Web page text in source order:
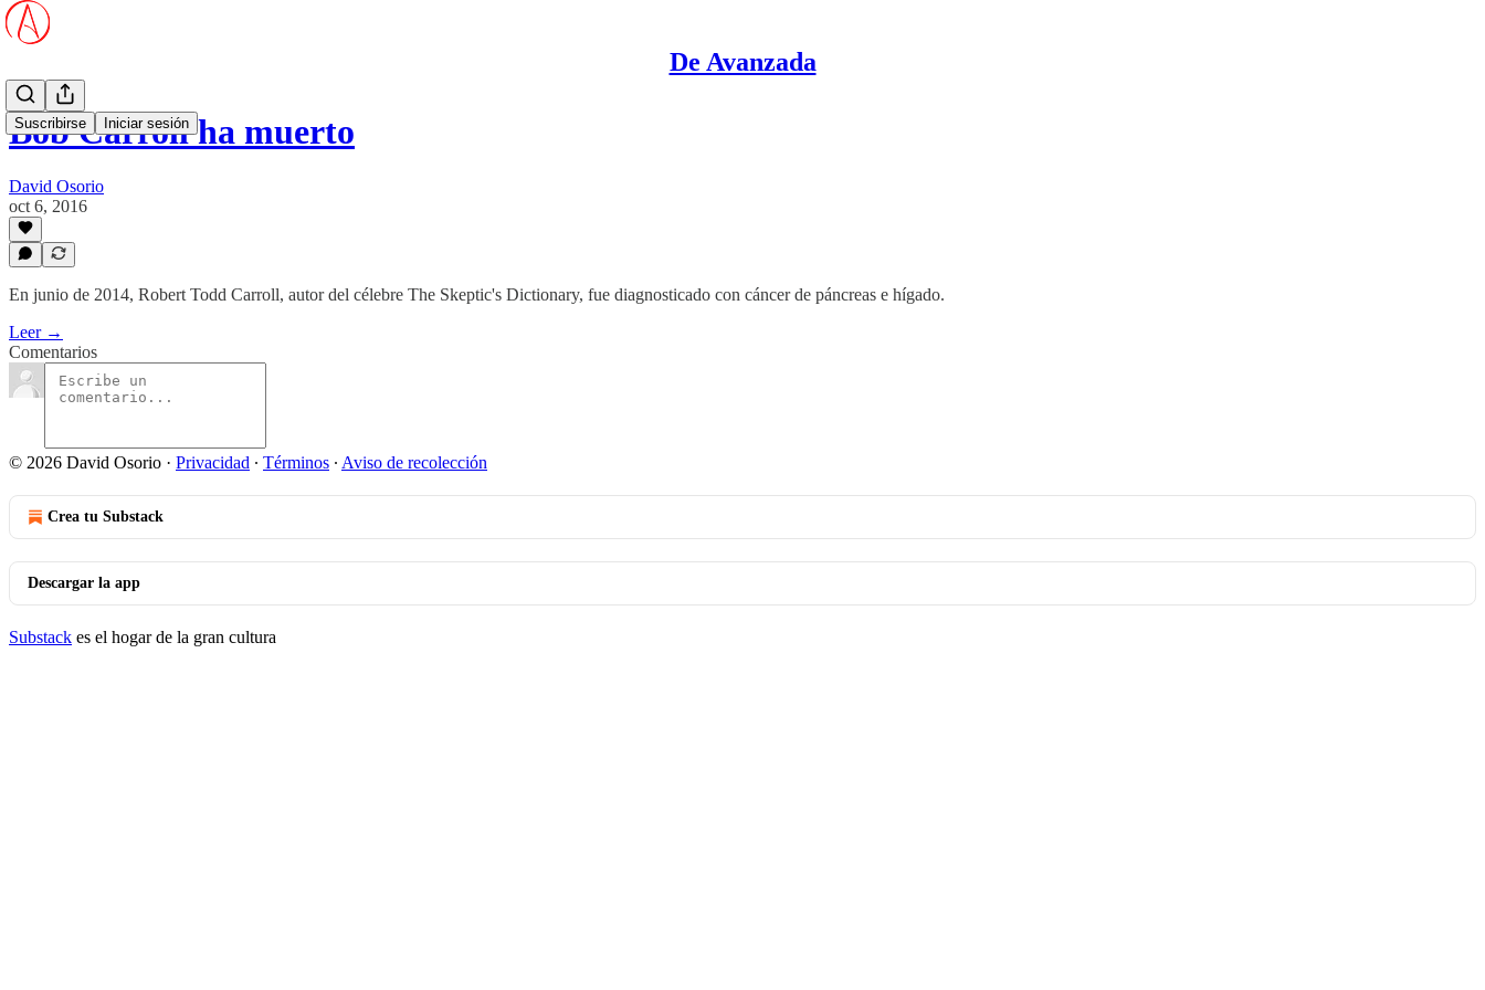
De Avanzada
Suscribirse Iniciar sesión
Bob Carroll ha muerto
David Osorio
oct 6, 2016
En junio de 2014, Robert Todd Carroll, autor del célebre The Skeptic's Dictionary, fue diagnosticado con cáncer de páncreas e hígado.
Leer →
Comentarios
© 2026 David Osorio · Privacidad ∙ Términos ∙ Aviso de recolección
Crea tu Substack
Descargar la app
Substack es el hogar de la gran cultura